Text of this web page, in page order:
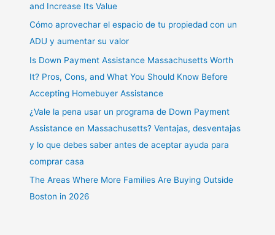
and Increase Its Value
Cómo aprovechar el espacio de tu propiedad con un
ADU y aumentar su valor
Is Down Payment Assistance Massachusetts Worth
It? Pros, Cons, and What You Should Know Before
Accepting Homebuyer Assistance
¿Vale la pena usar un programa de Down Payment
Assistance en Massachusetts? Ventajas, desventajas
y lo que debes saber antes de aceptar ayuda para
comprar casa
The Areas Where More Families Are Buying Outside
Boston in 2026